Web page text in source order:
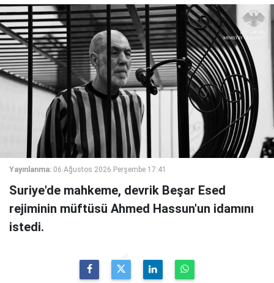
Yayınlanma: 06 Ağustos 2026 Perşembe 17:41
Suriye'de mahkeme, devrik Beşar Esed
rejiminin müftüsü Ahmed Hassun'un idamını
istedi.